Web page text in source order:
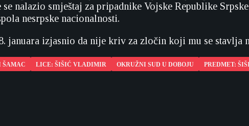
se nalazio smještaj za pripadnike Vojske Republike
nesrpske nacionalnosti.
januara izjasnio da nije kriv za zločin koji mu se stavlja
ŠAMAC LICE: ŠIŠIĆ VLADIMIR OKRUŽNI SUD U DOBOJU PREDMET: